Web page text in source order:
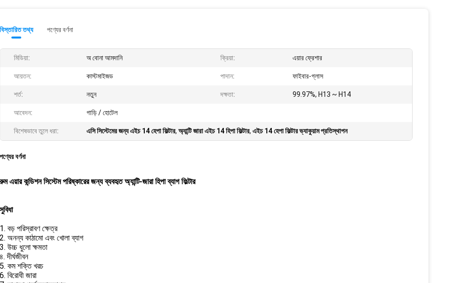
বিস্তারিত তথ্য পণ্যের বর্ণনা
মিডিয়া: অ বোনা আমদানি ক্রিয়া: এয়ার ফ্রেশার
আয়তন: কাস্টমাইজড পাদান: ফাইবার-গ্লাস
শর্ত: নতুন দক্ষতা: 99.97%, H13 ~ H14
আবেদন: গাড়ি / হোটেল
বিশেষভাবে তুলে ধরা: এসি সিস্টেমের জন্য এইচ 14 হেপা ফিল্টার, অ্যান্টি জারা এইচ 14 হিপা ফিল্টার, এইচ 14 হেপা ফিল্টার ভ্যাকুয়াম প্রতিস্থাপন
পণ্যের বর্ণনা
রুম এয়ার কন্ডিশন সিস্টেম পরিষ্কারের জন্য ব্যবহৃত অ্যান্টি-জারা হিপা ব্যাগ ফিল্টার
সুবিধা
1. বড় পরিস্রাবণ ক্ষেত্র
2. অনন্য কাঠামো এবং খোলা ব্যাগ
3. উচ্চ ধুলো ক্ষমতা
৪. দীর্ঘজীবন
5. কম শক্তি খরচ
6. বিরোধী জারা